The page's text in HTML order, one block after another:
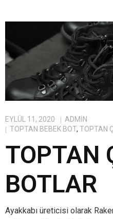
EYLÜL 11, 2020
ADMIN
TOPTAN BEBEK BOT, TOPTAN
TOPTAN
BOTLAR
Ayakkabı üreticisi olarak